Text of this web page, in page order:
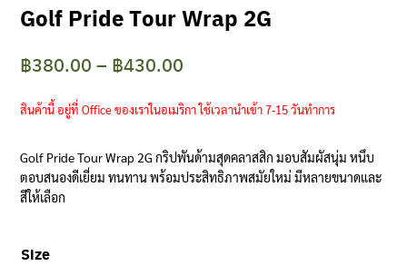
Golf Pride Tour Wrap 2G
฿380.00 – ฿430.00
range:
through
สินค้านี้ อยู่ที่ Office ของเราในอเมริกา ใช้เวลานำเข้า 7-15 วันทำการ
Golf Pride Tour Wrap 2G กริปพันด้ามสุดคลาสสิก มอบสัมผัสนุ่ม หนึบ
ตอบสนองดีเยี่ยม ทนทาน พร้อมประสิทธิภาพสมัยใหม่ มีหลายขนาดและ
สีให้เลือก
Size